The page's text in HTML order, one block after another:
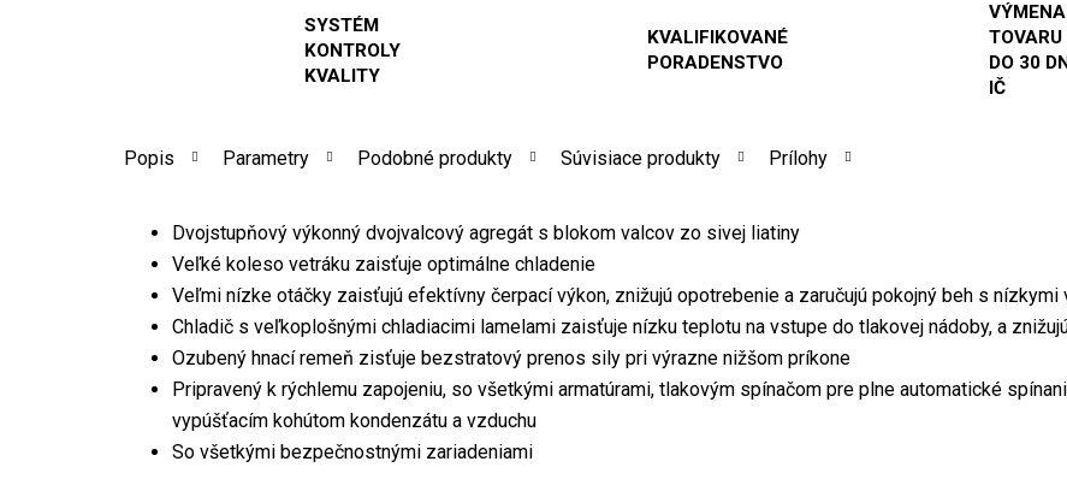
KVALIFIKOVANÉ
PORADENSTVO
VÝMENA
TOVARU
DO 30
IČ
SYSTÉM
KONTROLY
KVALITY
Popis Parametry Podobné produkty Súvisiace produkty Prílohy
Dvojstupňový výkonný dvojvalcový agregát s blokom valcov zo sivej liatiny
Veľké koleso vetráku zaisťuje optimálne chladenie
Veľmi nízke otáčky zaisťujú efektívny čerpací výkon, znižujú opotrebenie a zaručujú pokojný beh s nízkymi
Chladič s veľkoplošnými chladiacimi lamelami zaisťuje nízku teplotu na vstupe do tlakovej nádoby, a
Ozubený hnací remeň zisťuje bezstratový prenos sily pri výrazne nižšom príkone
Pripravený k rýchlemu zapojeniu, so všetkými armatúrami, tlakovým spínačom pre plne automatické
vypúšťacím kohútom kondenzátu a vzduchu
So všetkými bezpečnostnými zariadeniami